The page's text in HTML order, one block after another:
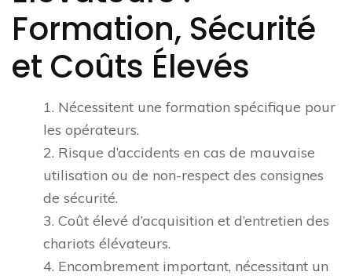
Formation, Sécurité
et Coûts Élevés
1. Nécessitent une formation spécifique pour
les opérateurs.
2. Risque d’accidents en cas de mauvaise
utilisation ou de non-respect des consignes
de sécurité.
3. Coût élevé d’acquisition et d’entretien des
chariots élévateurs.
4. Encombrement important, nécessitant un